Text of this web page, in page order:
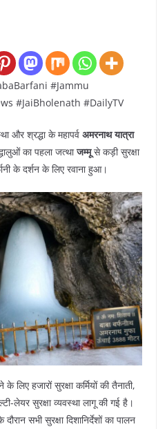
#Jammu
#JaiBholenath #DailyTV
और श्रद्धा के महापर्व अमरनाथ यात्रा
का पहला जत्थाजम्मूसे कड़ी सुरक्षा
के दर्शन के लिए रवाना हुआ।
लिए हजारों सुरक्षा कर्मियों की तैनाती,
लेयर सुरक्षा व्यवस्था लागू की गई है।
सभी सुरक्षा दिशानिर्देशों का पालन